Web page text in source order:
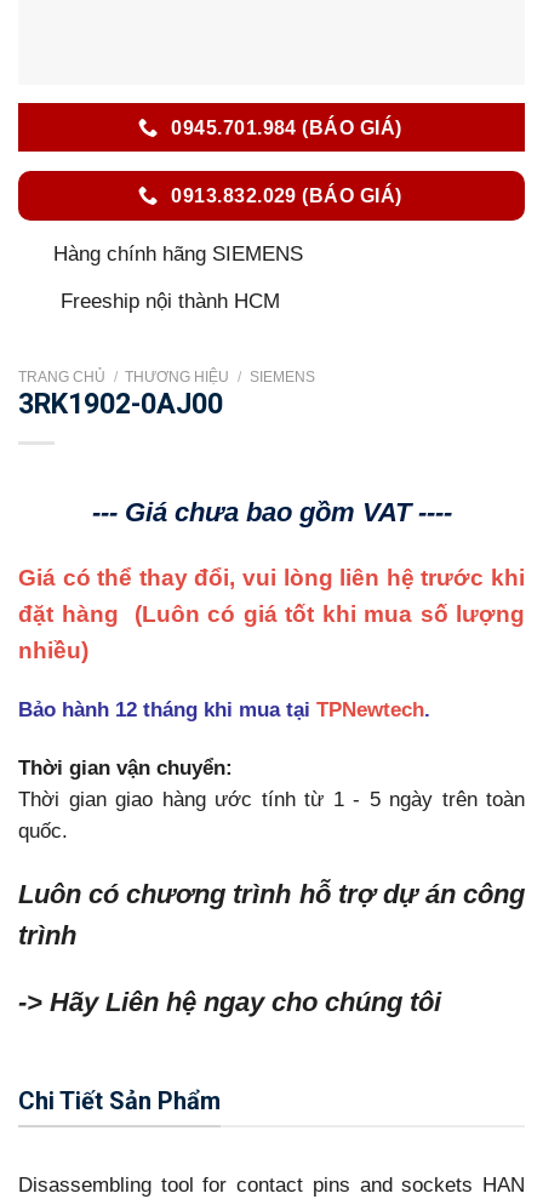
0945.701.984 (BÁO GIÁ)
0913.832.029 (BÁO GIÁ)
Hàng chính hãng SIEMENS
Freeship nội thành HCM
TRANG CHỦ / THƯƠNG HIỆU / SIEMENS
3RK1902-0AJ00
--- Giá chưa bao gồm VAT ----
Giá có thể thay đổi, vui lòng liên hệ trước khi
đặt hàng (Luôn có giá tốt khi mua số lượng
nhiều)
Bảo hành 12 tháng khi mua tại TPNewtech.
Thời gian vận chuyển:
Thời gian giao hàng ước tính từ 1 - 5 ngày trên toàn
quốc.
Luôn có chương trình hỗ trợ dự án công
trình
-> Hãy Liên hệ ngay cho chúng tôi
Chi Tiết Sản Phẩm
Disassembling tool for contact pins and sockets HAN